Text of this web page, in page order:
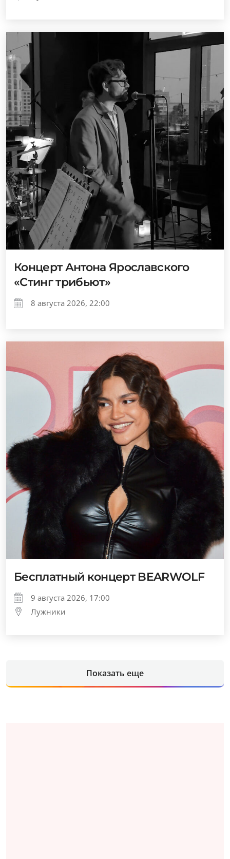
Концерт Антона Ярославского
«Стинг трибьют»
8 августа 2026, 22:00
Бесплатный концерт BEARWOLF
9 августа 2026, 17:00
Лужники
Показать еще